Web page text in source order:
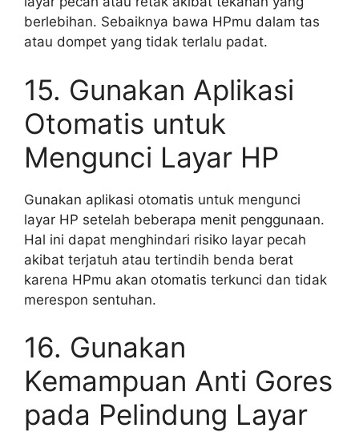
berlebihan. Sebaiknya bawa HPmu dalam tas
atau dompet yang tidak terlalu padat.
15. Gunakan Aplikasi
Otomatis untuk
Mengunci Layar HP
Gunakan aplikasi otomatis untuk mengunci
layar HP setelah beberapa menit penggunaan.
Hal ini dapat menghindari risiko layar pecah
akibat terjatuh atau tertindih benda berat
karena HPmu akan otomatis terkunci dan tidak
merespon sentuhan.
16. Gunakan
Kemampuan Anti Gores
pada Pelindung Layar